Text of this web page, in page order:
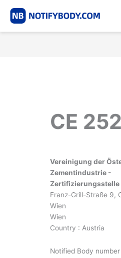
CE
Vereinigung der
Zementindustrie -
Zertifizierungsstelle
Franz-Grill-Straße 9,
Wien
Wien
Country : Austria
Notified Body